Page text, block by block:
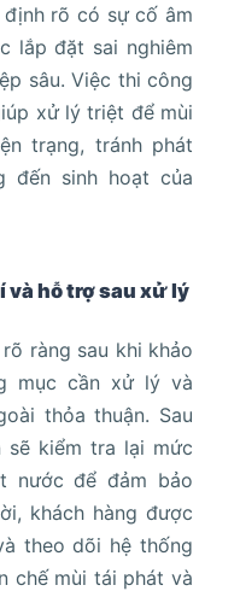
rõ có sự cố âm
lắp đặt sai nghiêm
sâu. Việc thi công
xử lý triệt để mùi
trạng, tránh phát
đến sinh hoạt của
và hỗ trợ sau xử lý
ràng sau khi khảo
mục cần xử lý và
thỏa thuận. Sau
kiểm tra lại mức
nước để đảm bảo
khách hàng được
theo dõi hệ thống
chế mùi tái phát và